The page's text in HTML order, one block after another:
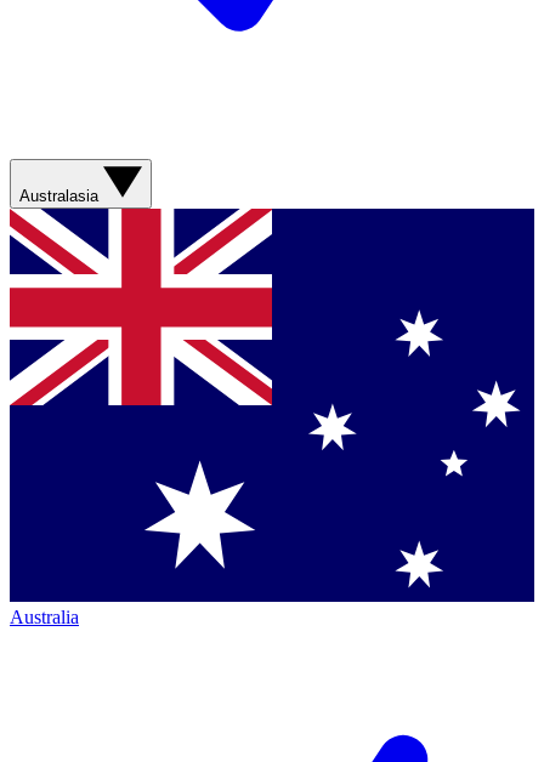
Australasia
Australia